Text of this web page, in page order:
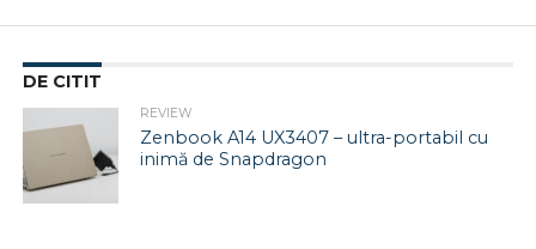
DE CITIT
REVIEW
Zenbook A14 UX3407 – ultra-portabil cu
inimă de Snapdragon